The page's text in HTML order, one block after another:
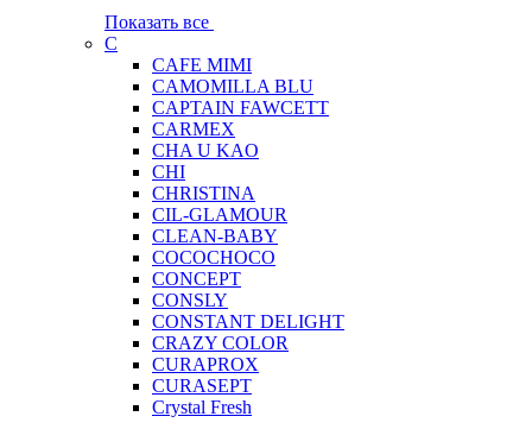
Показать все
C
CAFE MIMI
CAMOMILLA BLU
CAPTAIN FAWCETT
CARMEX
CHA U KAO
CHI
CHRISTINA
CIL-GLAMOUR
CLEAN-BABY
COCOCHOCO
CONCEPT
CONSLY
CONSTANT DELIGHT
CRAZY COLOR
CURAPROX
CURASEPT
Crystal Fresh